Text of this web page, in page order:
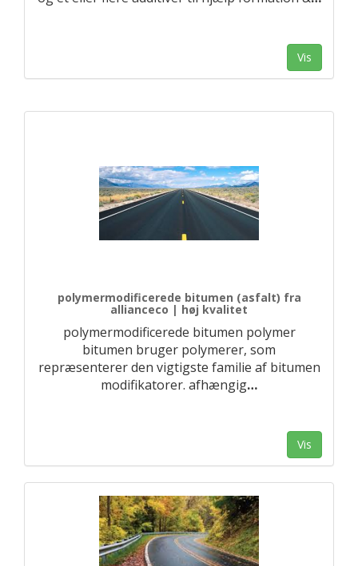
Vis
polymermodificerede bitumen (asfalt) fra
allianceco | høj kvalitet
polymermodificerede bitumen polymer
bitumen bruger polymerer, som
repræsenterer den vigtigste familie af bitumen
modifikatorer. afhængig…
Vis